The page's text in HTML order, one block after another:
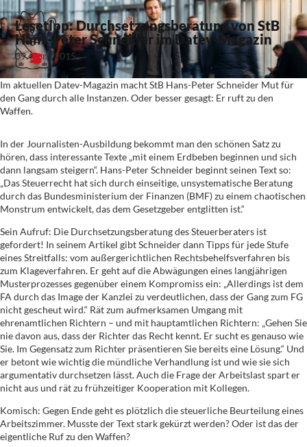
Lesetipp: Durchsetzungsberatung von StB
Hans-Peter Schneider im Datev-Magazin
09. April 2015
Im aktuellen Datev-Magazin macht StB Hans-Peter Schneider Mut für
den Gang durch alle Instanzen. Oder besser gesagt: Er ruft zu den
Waffen.
In der Journalisten-Ausbildung bekommt man den schönen Satz zu
hören, dass interessante Texte „mit einem Erdbeben beginnen und sich
dann langsam steigern“. Hans-Peter Schneider beginnt seinen Text so:
„Das Steuerrecht hat sich durch einseitige, unsystematische Beratung
durch das Bundesministerium der Finanzen (BMF) zu einem chaotischen
Monstrum entwickelt, das dem Gesetzgeber entglitten ist.“
Sein Aufruf: Die Durchsetzungsberatung des Steuerberaters ist
gefordert! In seinem Artikel gibt Schneider dann Tipps für jede Stufe
eines Streitfalls: vom außergerichtlichen Rechtsbehelfsverfahren bis
zum Klageverfahren. Er geht auf die Abwägungen eines langjährigen
Musterprozesses gegenüber einem Kompromiss ein: „Allerdings ist dem
FA durch das Image der Kanzlei zu verdeutlichen, dass der Gang zum FG
nicht gescheut wird.“ Rät zum aufmerksamen Umgang mit
ehrenamtlichen Richtern – und mit hauptamtlichen Richtern: „Gehen Sie
nie davon aus, dass der Richter das Recht kennt. Er sucht es genauso wie
Sie. Im Gegensatz zum Richter präsentieren Sie bereits eine Lösung.“ Und
er betont wie wichtig die mündliche Verhandlung ist und wie sie sich
argumentativ durchsetzen lässt. Auch die Frage der Arbeitslast spart er
nicht aus und rät zu frühzeitiger Kooperation mit Kollegen.
Komisch: Gegen Ende geht es plötzlich die steuerliche Beurteilung eines
Arbeitszimmer. Musste der Text stark gekürzt werden? Oder ist das der
eigentliche Ruf zu den Waffen?